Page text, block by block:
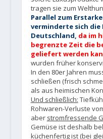
tragen sie zum
Parallel zum
verminderte sich die
Deutschland, da im
begrenzte Zeit die
geliefert werden
wurden früher
In den 80er Jahren
schließen (frisch
als aus heimischen
Und schließlich:
Rohwaren-Verluste
aber stromfressende
Gemüse ist deshalb
küchenfertig ist (bei